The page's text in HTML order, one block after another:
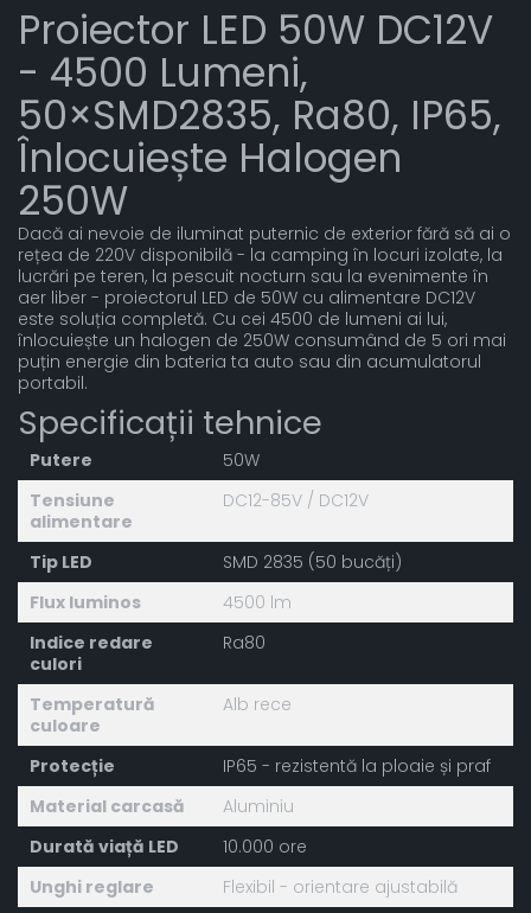
Proiector LED 50W DC12V
- 4500 Lumeni,
50×SMD2835, Ra80, IP65,
Înlocuiește Halogen
250W
Dacă ai nevoie de iluminat puternic de exterior fără să ai o
rețea de 220V disponibilă - la camping în locuri izolate, la
lucrări pe teren, la pescuit nocturn sau la evenimente în
aer liber - proiectorul LED de 50W cu alimentare DC12V
este soluția completă. Cu cei 4500 de lumeni ai lui,
înlocuiește un halogen de 250W consumând de 5 ori mai
puțin energie din bateria ta auto sau din acumulatorul
portabil.
Specificații tehnice
Putere
50W
Tensiune
alimentare
DC12-85V / DC12V
Tip LED
SMD 2835 (50 bucăți)
Flux luminos
4500 lm
Indice redare
culori
Ra80
Temperatură
culoare
Alb rece
Protecție
IP65 - rezistentă la ploaie și praf
Material carcasă
Aluminiu
Durată viață LED
10.000 ore
Unghi reglare
Flexibil - orientare ajustabilă